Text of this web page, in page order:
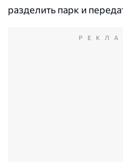
разделить парк и